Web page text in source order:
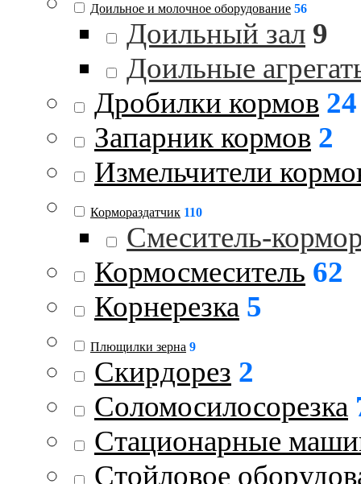
Доильное и молочное оборудование 56
Доильный зал 9
Доильные
Дробилки кормов 24
Запарник кормов 2
Измельчители
Кормораздатчик 110
Смеситель-
Кормосмеситель 62
Корнерезка 5
Плющилки зерна 9
Скирдорез 2
Соломосилосорезка
Стационарные
Стойловое